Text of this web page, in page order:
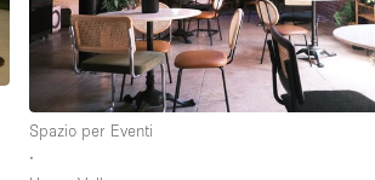
Spazio per Eventi
∙